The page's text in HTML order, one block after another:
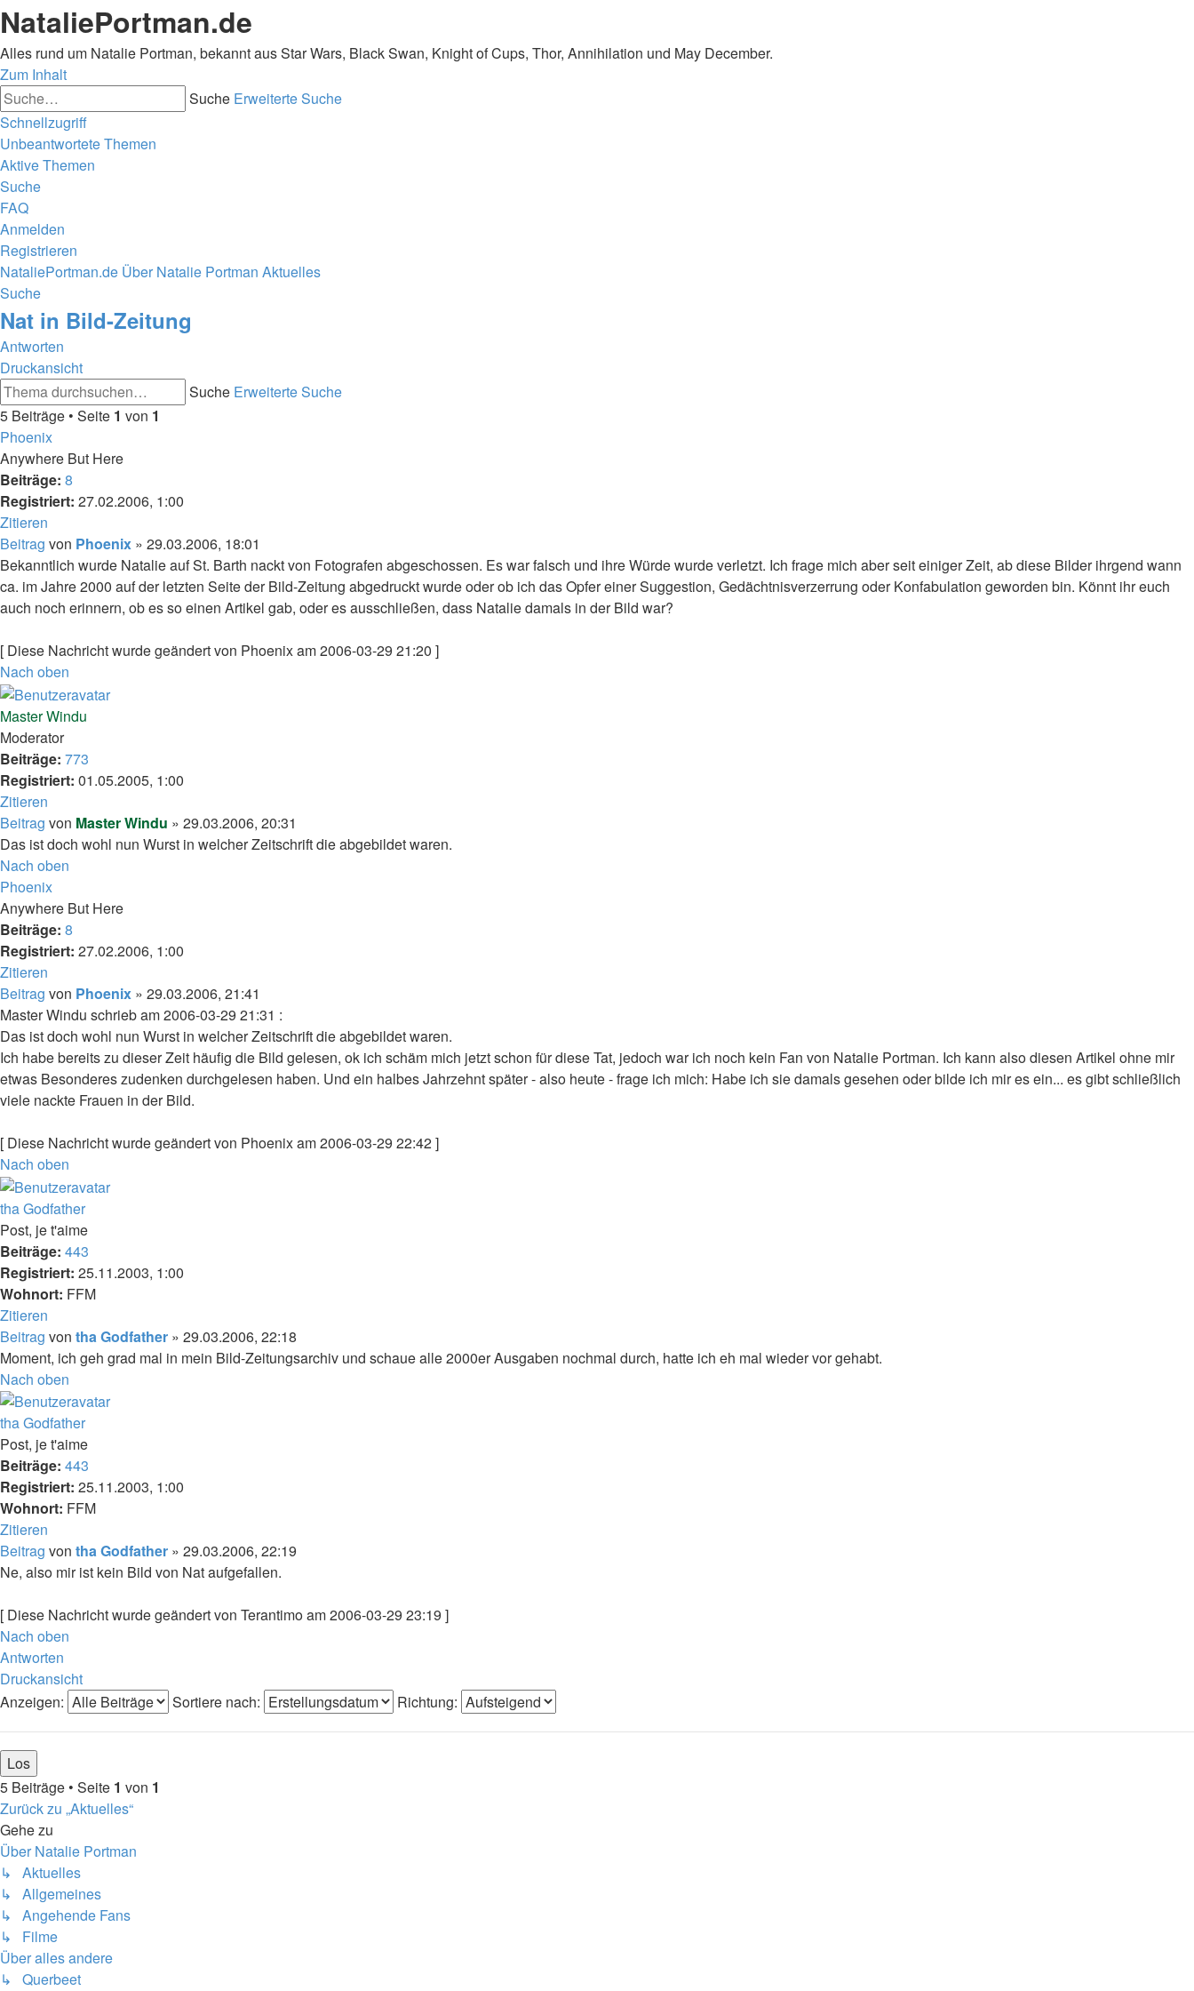
NataliePortman.de
Alles rund um Natalie Portman, bekannt aus Star Wars, Black Swan, Knight of Cups, Thor, Annihilation und May December.
Zum Inhalt
Suche Erweiterte Suche
Schnellzugriff
Unbeantwortete Themen
Aktive Themen
Suche
FAQ
Anmelden
Registrieren
NataliePortman.de Über Natalie Portman Aktuelles
Suche
Nat in Bild-Zeitung
Antworten
Druckansicht
Suche Erweiterte Suche
5 Beiträge • Seite 1 von 1
Phoenix
Anywhere But Here
Beiträge: 8
Registriert: 27.02.2006, 1:00
Zitieren
Beitrag von Phoenix » 29.03.2006, 18:01
Bekanntlich wurde Natalie auf St. Barth nackt von Fotografen abgeschossen. Es war falsch und ihre Würde wurde verletzt. Ich frage mich aber seit einiger Zeit, ab diese Bilder ihrgend wann
ca. im Jahre 2000 auf der letzten Seite der Bild-Zeitung abgedruckt wurde oder ob ich das Opfer einer Suggestion, Gedächtnisverzerrung oder Konfabulation geworden bin. Könnt ihr euch
auch noch erinnern, ob es so einen Artikel gab, oder es ausschließen, dass Natalie damals in der Bild war?
[ Diese Nachricht wurde geändert von Phoenix am 2006-03-29 21:20 ]
Nach oben
Master Windu
Moderator
Beiträge: 773
Registriert: 01.05.2005, 1:00
Zitieren
Beitrag von Master Windu » 29.03.2006, 20:31
Das ist doch wohl nun Wurst in welcher Zeitschrift die abgebildet waren.
Nach oben
Phoenix
Anywhere But Here
Beiträge: 8
Registriert: 27.02.2006, 1:00
Zitieren
Beitrag von Phoenix » 29.03.2006, 21:41
Master Windu schrieb am 2006-03-29 21:31 :
Das ist doch wohl nun Wurst in welcher Zeitschrift die abgebildet waren.
Ich habe bereits zu dieser Zeit häufig die Bild gelesen, ok ich schäm mich jetzt schon für diese Tat, jedoch war ich noch kein Fan von Natalie Portman. Ich kann also diesen Artikel ohne mir
etwas Besonderes zudenken durchgelesen haben. Und ein halbes Jahrzehnt später - also heute - frage ich mich: Habe ich sie damals gesehen oder bilde ich mir es ein... es gibt schließlich
viele nackte Frauen in der Bild.
[ Diese Nachricht wurde geändert von Phoenix am 2006-03-29 22:42 ]
Nach oben
tha Godfather
Post, je t'aime
Beiträge: 443
Registriert: 25.11.2003, 1:00
Wohnort: FFM
Zitieren
Beitrag von tha Godfather » 29.03.2006, 22:18
Moment, ich geh grad mal in mein Bild-Zeitungsarchiv und schaue alle 2000er Ausgaben nochmal durch, hatte ich eh mal wieder vor gehabt.
Nach oben
tha Godfather
Post, je t'aime
Beiträge: 443
Registriert: 25.11.2003, 1:00
Wohnort: FFM
Zitieren
Beitrag von tha Godfather » 29.03.2006, 22:19
Ne, also mir ist kein Bild von Nat aufgefallen.
[ Diese Nachricht wurde geändert von Terantimo am 2006-03-29 23:19 ]
Nach oben
Antworten
Druckansicht
Anzeigen:
Sortiere nach: Richtung:
5 Beiträge • Seite 1 von 1
Zurück zu „Aktuelles“
Gehe zu
Über Natalie Portman
↳ Aktuelles
↳ Allgemeines
↳ Angehende Fans
↳ Filme
Über alles andere
↳ Querbeet